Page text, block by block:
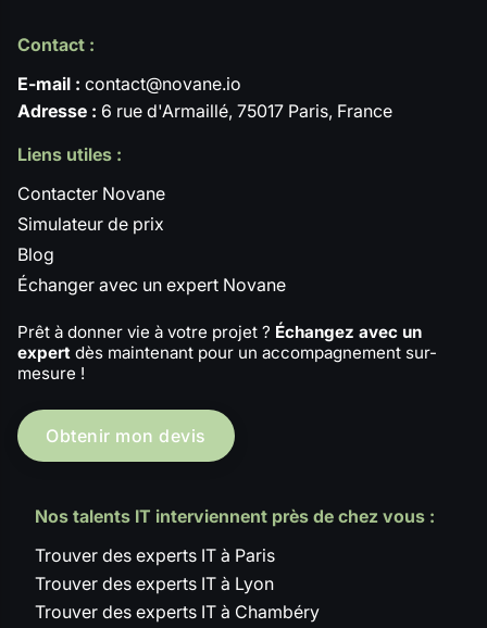
Contact :
E-mail : contact@novane.io
Adresse : 6 rue d'Armaillé, 75017 Paris, France
Liens utiles :
Contacter Novane
Simulateur de prix
Blog
Échanger avec un expert Novane
Prêt à donner vie à votre projet ? Échangez avec un
expert dès maintenant pour un accompagnement sur-
mesure !
Obtenir mon devis
Nos talents IT interviennent près de chez vous :
Trouver des experts IT à Paris
Trouver des experts IT à Lyon
Trouver des experts IT à Chambéry